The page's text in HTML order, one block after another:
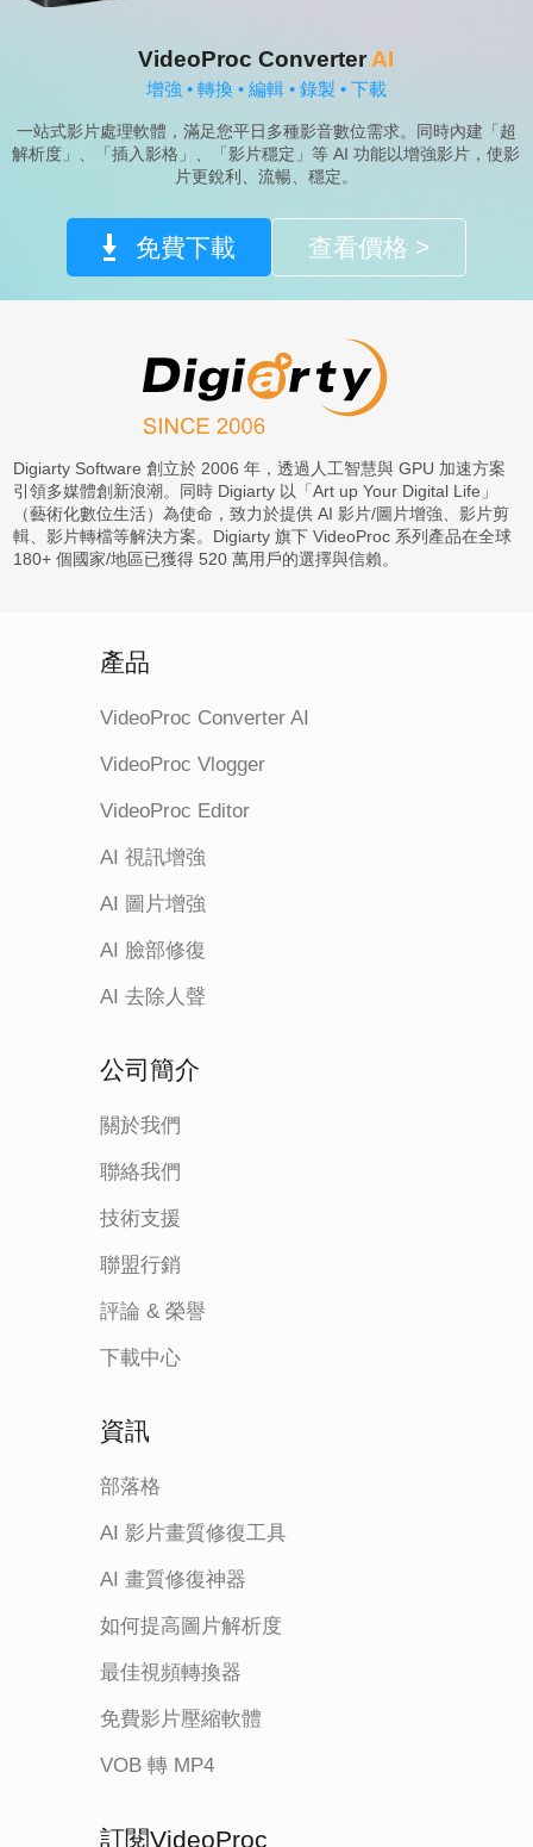
VideoProc Converter AI
增強 • 轉換 • 編輯 • 錄製 • 下載
一站式影片處理軟體，滿足您平日多種影音數位需求。同時內建「超
解析度」、「插入影格」、「影片穩定」等 AI 功能以增強影片，使影
片更銳利、流暢、穩定。
免費下載 查看價格 >
Digiarty Software 創立於 2006 年，透過人工智慧與 GPU 加速方案
引領多媒體創新浪潮。同時 Digiarty 以「Art up Your Digital Life」
（藝術化數位生活）為使命，致力於提供 AI 影片/圖片增強、影片剪
輯、影片轉檔等解決方案。Digiarty 旗下 VideoProc 系列產品在全球
180+ 個國家/地區已獲得 520 萬用戶的選擇與信賴。
產品
VideoProc Converter AI
VideoProc Vlogger
VideoProc Editor
AI 視訊增強
AI 圖片增強
AI 臉部修復
AI 去除人聲
公司簡介
關於我們
聯絡我們
技術支援
聯盟行銷
評論 & 榮譽
下載中心
資訊
部落格
AI 影片畫質修復工具
AI 畫質修復神器
如何提高圖片解析度
最佳視頻轉換器
免費影片壓縮軟體
VOB 轉 MP4
訂閱VideoProc